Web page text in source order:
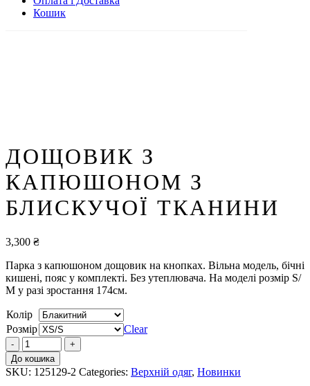
Кошик
ДОЩОВИК З
КАПЮШОНОМ З
БЛИСКУЧОЇ ТКАНИНИ
3,300 ₴
Парка з капюшоном дощовик на кнопках. Вільна модель, бічні
кишені, пояс у комплекті. Без утеплювача. На моделі розмір S/
М у разі зростання 174см.
Колір
Розмір
Clear
ДОЩОВИК
З
КАПЮШОНОМ
З
До кошика
SKU: 125129-2 Categories: Верхній одяг, Новинки